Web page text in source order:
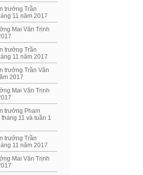
trưởng Trần
11 năm 2017
Mai Văn Trịnh
trưởng Trần
11 năm 2017
trưởng Trần Văn
2017
Mai Văn Trịnh
trưởng Phạm
11 và tuần 1
trưởng Trần
11 năm 2017
Mai Văn Trịnh